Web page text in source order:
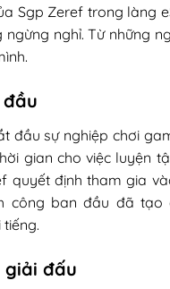
Sgp Zeref trong làng
ngừng nghỉ. Từ những
đầu sự nghiệp chơi
gian cho việc luyện
quyết định tham gia
công ban đầu đã
giải đấu